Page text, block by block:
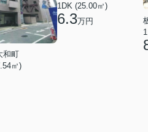
和町
㎡)
1DK (25.00㎡)
6.3万円